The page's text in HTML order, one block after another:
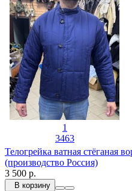
1
3463
Телогрейка ватная стёганая
(производство Россия)
3 500 р.
В корзину